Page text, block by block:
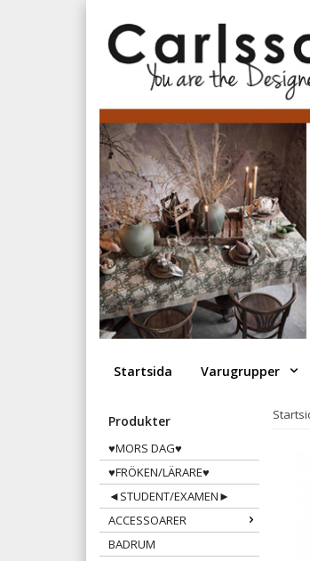
Startsida Varugrupper
Produkter
♥MORS DAG♥
♥FRÖKEN/LÄRARE♥
◄STUDENT/EXAMEN►
ACCESSOARER
BADRUM